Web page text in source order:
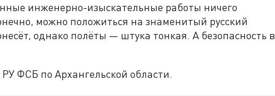
инженерно-изыскательные работы ничего
можно положиться на знаменитый русский
однако полёты — штука тонкая. А безопасность в
ФСБ по Архангельской области.